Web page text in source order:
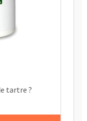
tartre ?